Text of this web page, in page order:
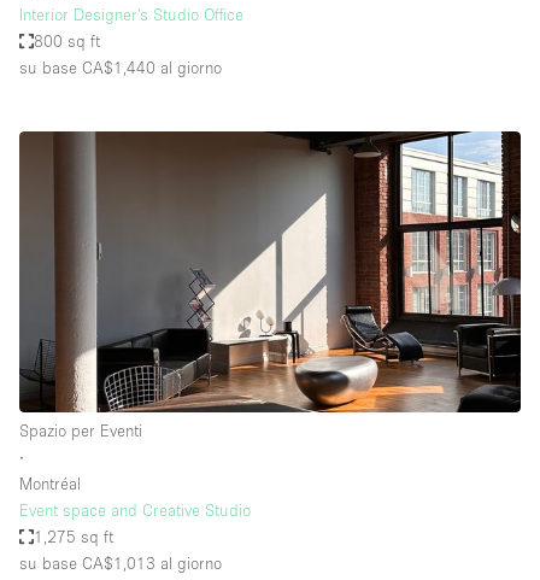
Interior Designer’s Studio Office
800 sq ft
su base CA$1,440 al giorno
Spazio per Eventi
∙
Montréal
Event space and Creative Studio
1,275 sq ft
su base CA$1,013 al giorno